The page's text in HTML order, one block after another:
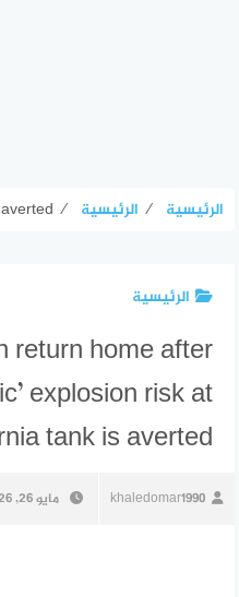
الرئيسية ⁄ الرئيسية ⁄
tank is averted
الرئيسية
return home after
explosion risk at
tank is averted
khaledomar1990 مايو 26, 2026